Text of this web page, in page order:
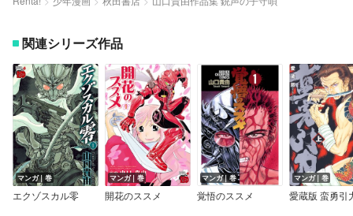
関連シリーズ作品
マンガ｜巻
エクゾスカル零
マンガ｜巻
開花のススメ
マンガ｜巻
覚悟のススメ
マンガ｜巻
愛蔵版 蛮勇引